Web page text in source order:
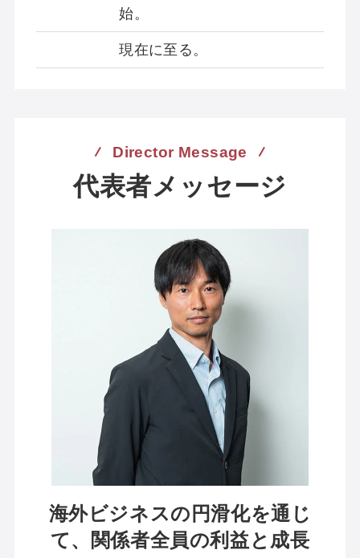
始。
現在に至る。
Director Message
代表者メッセージ
海外ビジネスの円滑化を通じ
て、関係者全員の利益と成長